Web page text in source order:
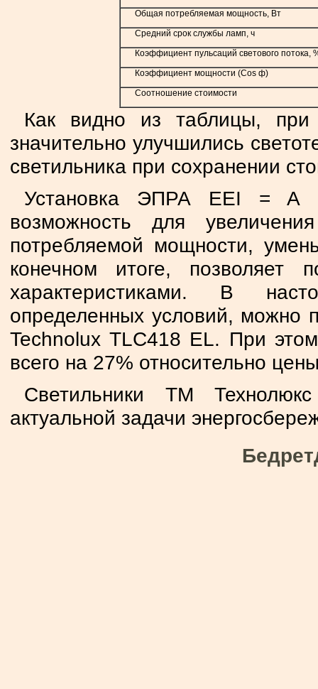
Общая потребляемая мощность, Вт
Средний срок службы ламп, ч
Коэффициент пульсаций светового потока,
Коэффициент мощности (Cos ф)
Соотношение стоимости
Как видно из таблицы,
значительно улучшились
светильника при сохранении
Установка ЭПРА EEI = A
возможность для
потребляемой мощности,
конечном итоге, позволяет
характеристиками. В
определенных условий, можно
Technolux TLC418 EL. При
всего на 27% относительно
Светильники ТМ
актуальной задачи